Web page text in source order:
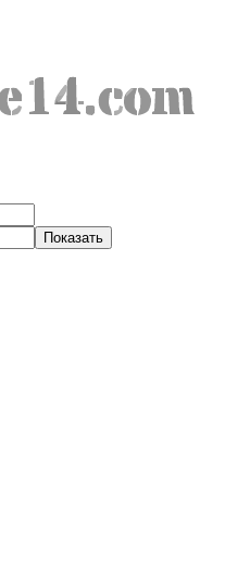
Показать